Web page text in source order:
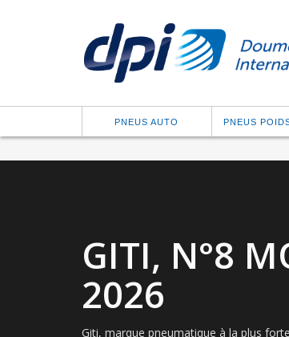
PNEUS AUTO PNEUS
GITI, N°8
2026
Giti, marque pneumatique à la plus